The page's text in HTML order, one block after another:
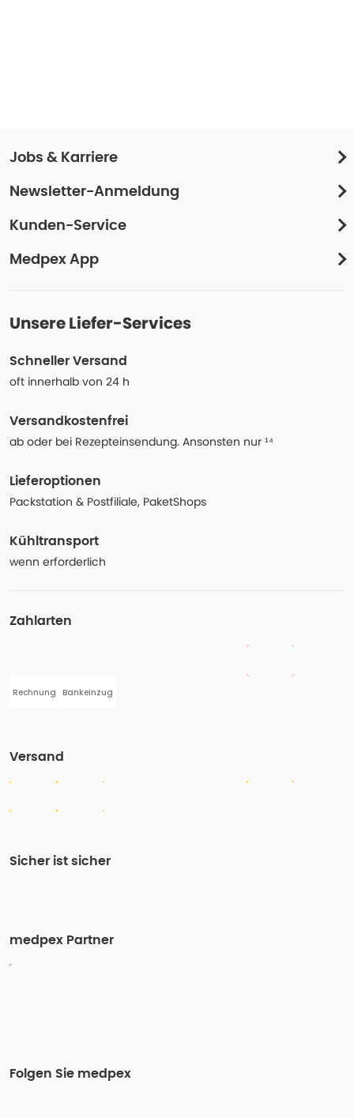
Jobs & Karriere
Newsletter-Anmeldung
Kunden-Service
Medpex App
Unsere Liefer-Services
Schneller Versand
oft innerhalb von 24 h
Versandkostenfrei
ab oder bei Rezepteinsendung. Ansonsten nur ¹⁴
Lieferoptionen
Packstation & Postfiliale, PaketShops
Kühltransport
wenn erforderlich
Zahlarten
Rechnung Bankeinzug
Versand
Sicher ist sicher
medpex Partner
Folgen Sie medpex